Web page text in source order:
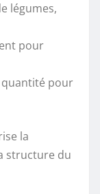
légumes,
pour
quantité pour
la
structure du